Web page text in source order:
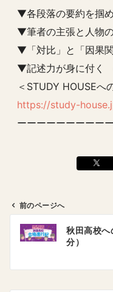
▼各段落の要約を掴
▼筆者の主張と人物
▼「対比」と「因果
▼記述力が身に付く
＜STUDY HOUSEへ
https://study-
ーーーーーーーーー
ビ
前のページへ
秋田高校
分）